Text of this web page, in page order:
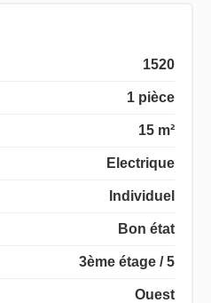
1520
1 pièce
15 m²
Electrique
Individuel
Bon état
3ème étage / 5
Ouest